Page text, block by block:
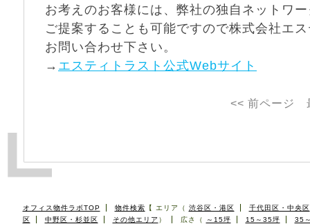
お考えのお客様には、弊社の独自ネットワ
ご提案することも可能ですので株式会社エ
お問い合わせ下さい。
→ エスティトラスト公式Webサイト
<< 前ページ
オフィス物件ラボTOP 物件検索 【 エリア（ 渋谷区・港区
千代田区・中央区
区
中野区・杉並区 その他エリア ） 広さ（ ～15坪 15～35坪
35